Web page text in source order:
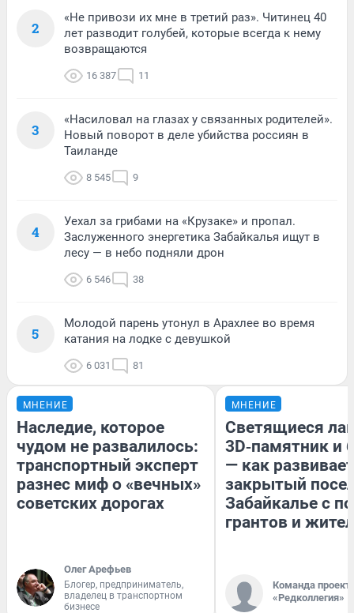
2
«Не привози их мне в третий раз». Читинец 40
лет разводит голубей, которые всегда к нему
возвращаются
16 387 11
3
«Насиловал на глазах у связанных родителей».
Новый поворот в деле убийства россиян в
Таиланде
8 545 9
4
Уехал за грибами на «Крузаке» и пропал.
Заслуженного энергетика Забайкалья ищут в
лесу — в небо подняли дрон
6 546 38
5
Молодой парень утонул в Арахлее во время
катания на лодке с девушкой
6 031 81
МНЕНИЕ
Наследие, которое
чудом не развалилось:
транспортный эксперт
разнес миф о «вечных»
советских дорогах
Олег Арефьев
Блогер, предприниматель,
владелец в транспортном
бизнесе
МНЕНИЕ
Светящиеся
3D‑памятник и
— как
закрытый
Забайкалье с
грантов и
Команда
«Редколлегия»